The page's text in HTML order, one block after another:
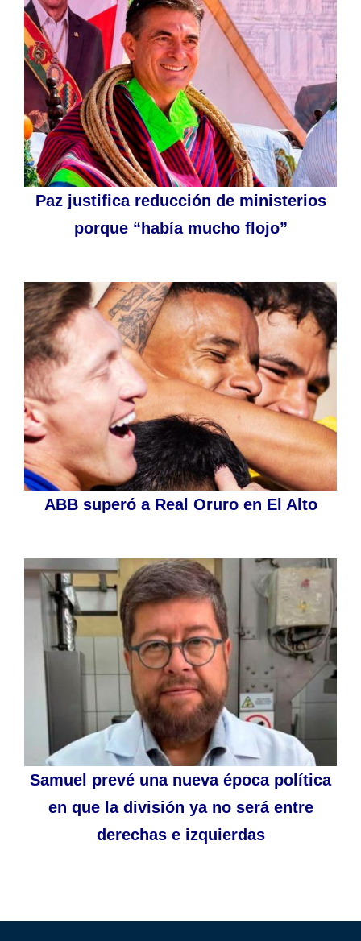
Paz justifica reducción de ministerios
porque “había mucho flojo”
ABB superó a Real Oruro en El Alto
Samuel prevé una nueva época política
en que la división ya no será entre
derechas e izquierdas